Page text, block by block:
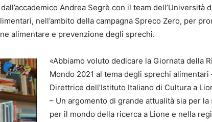
Andrea Segrè con il team dell’Università
nell’ambito della campagna Spreco Zero, per
alimentare e prevenzione degli sprechi.
«Abbiamo voluto dedicare la Giornata della
Mondo 2021 al tema degli sprechi alimentari
Direttrice dell’Istituto Italiano di Cultura a
– Un argomento di grande attualità sia per
per il mondo della ricerca a Lione e nella